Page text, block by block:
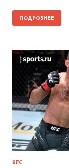
ПОДРОБНЕЕ
UFC